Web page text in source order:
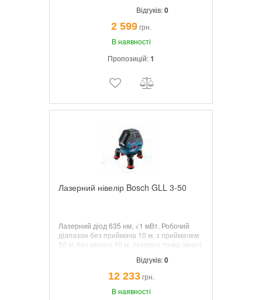
Відгуків:0
2 599грн.
В наявності
Пропозицій:1
Лазерний нівелір Bosch GLL 3-50
Лазерний діод 635 нм, <1 мВт. Робочий
діапазон без приймача 10 м, з приймачем
50 м, без мішені 10 м, лазерна точка (вниз)
Точність ± 0,3 мм/м. Самонівелюючий
будівник площин, одночасно проектує
горизонтальну і 2 вертикальні площині, з
вкладкою під L-BOXX.
Відгуків:0
12 233грн.
В наявності